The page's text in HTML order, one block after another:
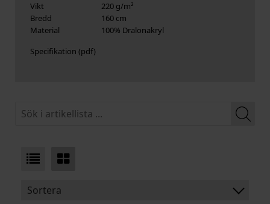
Vikt
220 g/m²
Bredd
160 cm
Material
100% Dralonakryl
Specifikation
Sortera